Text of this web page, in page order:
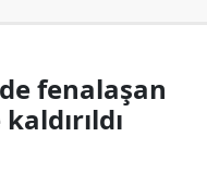
fenalaşan